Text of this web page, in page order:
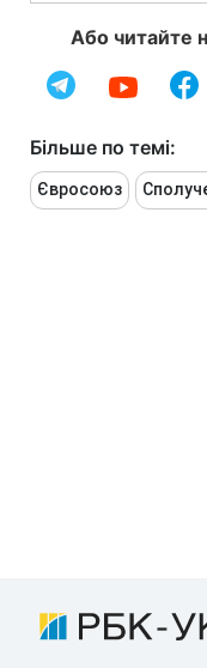
Або читайте
Більше по темі:
Євросоюз